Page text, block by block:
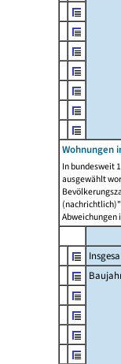
Wohnungen
In bundesweit
ausgewählt
Abweichungen